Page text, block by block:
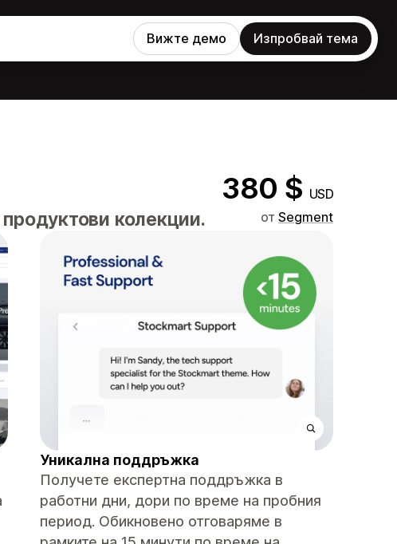
Вижте демо Изпробвай тема
380 $ USD
колекции. от Segment
Уникална поддръжка
Получете експертна поддръжка в
работни дни, дори по време на пробния
период. Обикновено отговаряме в